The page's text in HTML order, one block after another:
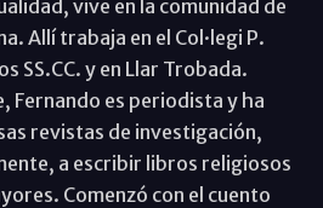
vive en la comunidad de
Allí trabaja en el Col·legi P.
SS.CC. y en Llar Trobada.
Fernando es periodista y ha
revistas de investigación,
a escribir libros religiosos
Comenzó con el cuento